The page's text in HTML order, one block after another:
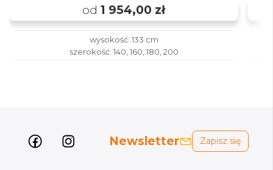
od 1 954,00 zł
wysokość: 133 cm
szerokość: 140, 160, 180, 200
Newsletter Zapisz się